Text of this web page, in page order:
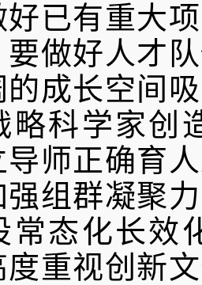
已有重大
要做好人才
的成长空间
略科学家创
师正确育
组群凝聚
常态化长效
重视创新